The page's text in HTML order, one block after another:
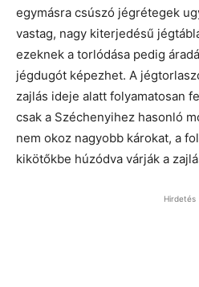
egymásra csúszó jégrétegek
vastag, nagy kiterjedésű
ezeknek a torlódása pedig
jégdugót képezhet. A
zajlás ideje alatt folyamatosan
csak a Széchenyihez hasonló
nem okoz nagyobb károkat, a
kikötőkbe húzódva várják a
Hirdetés